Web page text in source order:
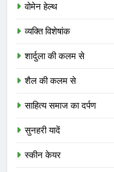
वोमेन हेल्थ
व्यक्ति विशेषांक
शार्दुला की कलम से
शैल की कलम से
साहित्य समाज का दर्पण
सुनहरी यादें
स्कीन केयर